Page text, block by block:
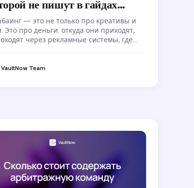
не пишут в гайдах
— это не только про креативы и
Это про деньги: откуда они приходят,
через рекламные системы, где
комиссии, задержки и кассовые
VaultNow Team